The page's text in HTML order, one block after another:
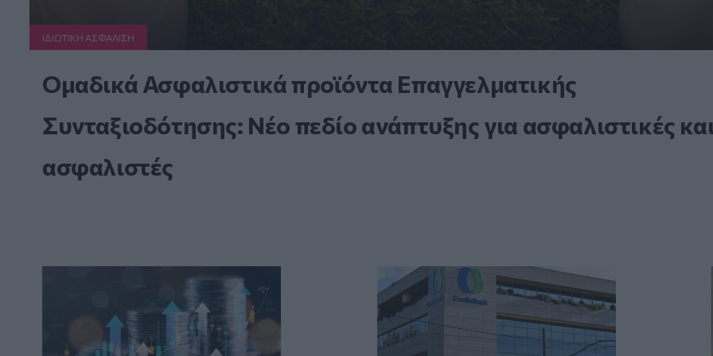
ΙΔΙΩΤΙΚΗ ΑΣΦAΛΙΣΗ
Ομαδικά Ασφαλιστικά προϊόντα Επαγγελματικής
Συνταξιοδότησης: Νέο πεδίο ανάπτυξης για ασφαλιστικές
ασφαλιστές